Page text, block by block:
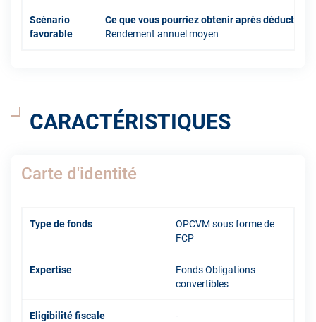
Scénario
favorable
Ce que vous pourriez obtenir après déduction
Rendement annuel moyen
CARACTÉRISTIQUES
Carte d'identité
Type de fonds
OPCVM sous forme de
FCP
Expertise
Fonds Obligations
convertibles
Eligibilité fiscale -